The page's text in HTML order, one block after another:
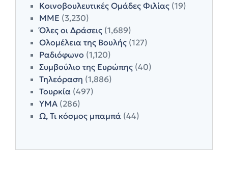
Κοινοβουλευτικές Ομάδες Φιλίας (19)
ΜΜΕ (3,230)
Όλες οι Δράσεις (1,689)
Ολομέλεια της Βουλής (127)
Ραδιόφωνο (1,120)
Συμβούλιο της Ευρώπης (40)
Τηλεόραση (1,886)
Τουρκία (497)
ΥΜΑ (286)
Ω, Τι κόσμος μπαμπά (44)